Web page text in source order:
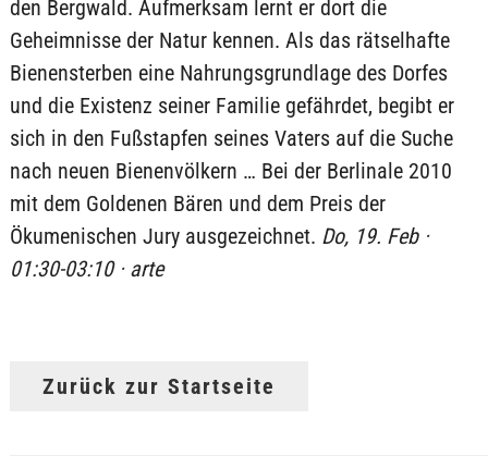
den Bergwald. Aufmerksam lernt er dort die
Geheimnisse der Natur kennen. Als das rätselhafte
Bienensterben eine Nahrungsgrundlage des Dorfes
und die Existenz seiner Familie gefährdet, begibt er
sich in den Fußstapfen seines Vaters auf die Suche
nach neuen Bienenvölkern … Bei der Berlinale 2010
mit dem Goldenen Bären und dem Preis der
Ökumenischen Jury ausgezeichnet. Do, 19. Feb ·
01:30-03:10 · arte
Zurück zur Startseite